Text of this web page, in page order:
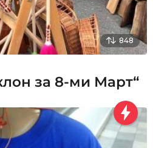
848
за 8-ми Март“